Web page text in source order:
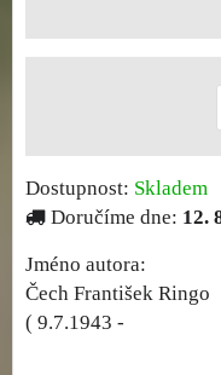
Dostupnost: Skladem
Doručíme dne: 12.
Jméno autora:
Čech František Ringo
( 9.7.1943 -